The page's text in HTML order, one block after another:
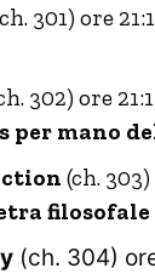
301) ore
302) ore
per mano
(ch. 303)
filosofale
(ch. 304)